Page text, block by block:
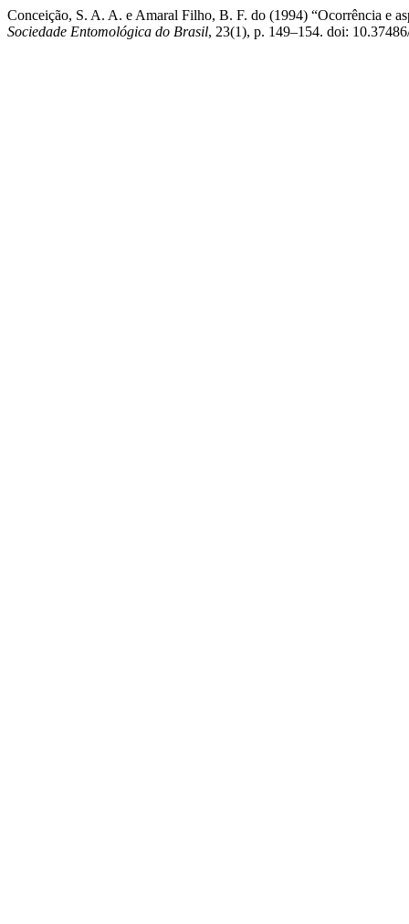
Conceição, S. A. A. e Amaral Filho, B. F. do (1994) “Ocorrência e
Sociedade Entomológica do Brasil, 23(1), p. 149–154. doi: